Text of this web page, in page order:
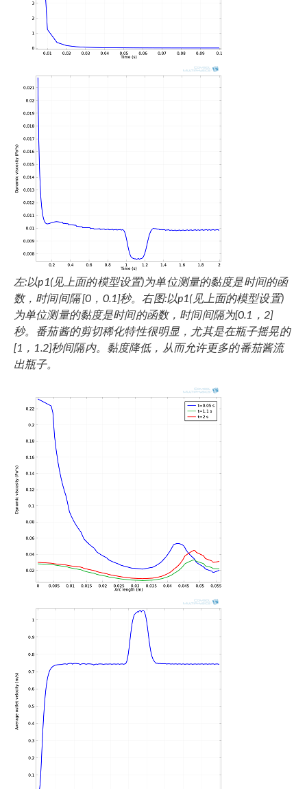
左:以p1(见上面的模型设置)为单位测量的黏度是时间的函
数，时间间隔[0 0.1]秒。右图:以p1(见上面的模型设置)
为单位测量的黏度是时间的函数，时间间隔为[0.1
2]
秒。番茄酱的剪切稀化特性很明显，尤其是在瓶子摇晃的
[1
1.2]秒间隔内。黏度降低，从而允许更多的番茄酱流
出瓶子。